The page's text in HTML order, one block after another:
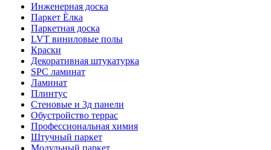
Инженерная доска
Паркет Ёлка
Паркетная доска
LVT виниловые полы
Краски
Декоративная штукатурка
SPC ламинат
Ламинат
Плинтус
Стеновые и 3д панели
Обустройство террас
Профессиональная химия
Штучный паркет
Модульный паркет